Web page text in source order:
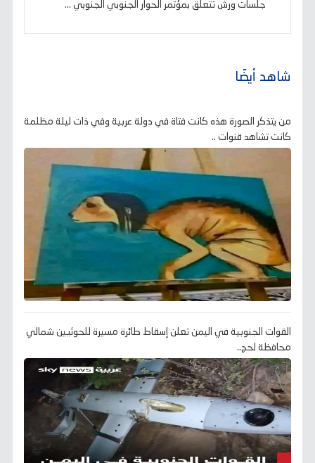
جلسات ورش تتعلق بمؤتمر الحوار الجنوبي الجنوبي ...
شاهد أيضًا
من يتذكر الصورة هذه كانت فتاة في دولة عربية وفي ذات ليلة مظلمة
كانت تشاهد قنوات ..
القوات الجنوبية في اليمن تعلن إسقاط طائرة مسيرة للحوثيين شمالي
محافظة لحج..